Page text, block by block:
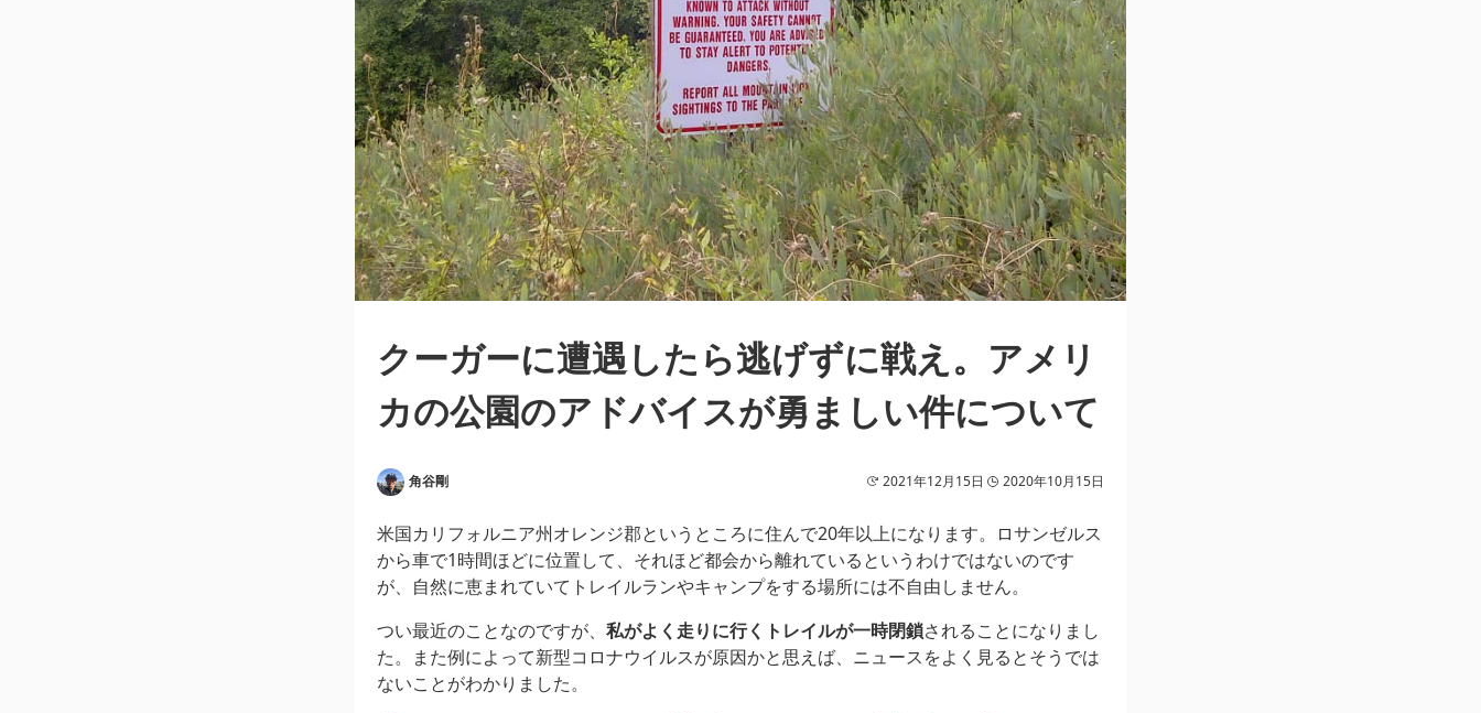
クーガーに遭遇したら逃げずに戦え。アメリ
カの公園のアドバイスが勇ましい件について
角谷剛 2021年12月15日 2020年10月15日
米国カリフォルニア州オレンジ郡というところに住んで20年以上になります。ロサンゼルス
から車で1時間ほどに位置して、それほど都会から離れているというわけではないのです
が、自然に恵まれていてトレイルランやキャンプをする場所には不自由しません。
つい最近のことなのですが、 私がよく走りに行くトレイルが一時閉鎖されることになりまし
た。また例によって新型コロナウイルスが原因かと思えば、ニュースをよく見るとそうでは
ないことがわかりました。